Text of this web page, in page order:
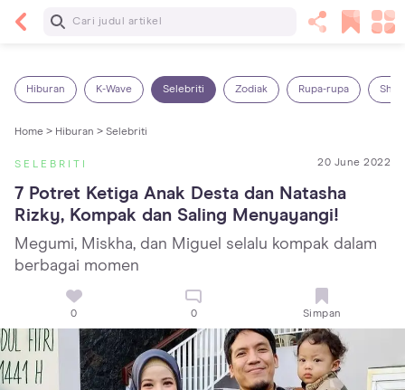
Baca Selanjutnya
Hiburan K-Wave Selebriti Zodiak Rupa-rupa
Home > Hiburan > Selebriti
SELEBRITI 20 June 2022
7 Potret Ketiga Anak Desta dan Natasha
Rizky, Kompak dan Saling Menyayangi!
Megumi, Miskha, dan Miguel selalu kompak dalam
berbagai momen
0 0 Simpan